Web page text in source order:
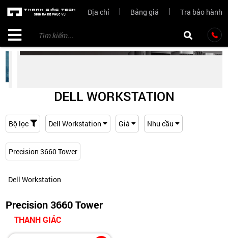
Địa chỉ Bảng giá Tra bảo hành
DELL WORKSTATION
Bộ lọc Dell Workstation Giá Nhu cầu
Precision 3660 Tower
Dell Workstation
Precision 3660 Tower
THANH GIÁC